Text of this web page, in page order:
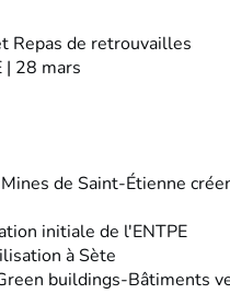
Repas de retrouvailles
| 28 mars
de Saint-Étienne
initiale de l'ENTPE
à Sète
buildings-Bâtiments